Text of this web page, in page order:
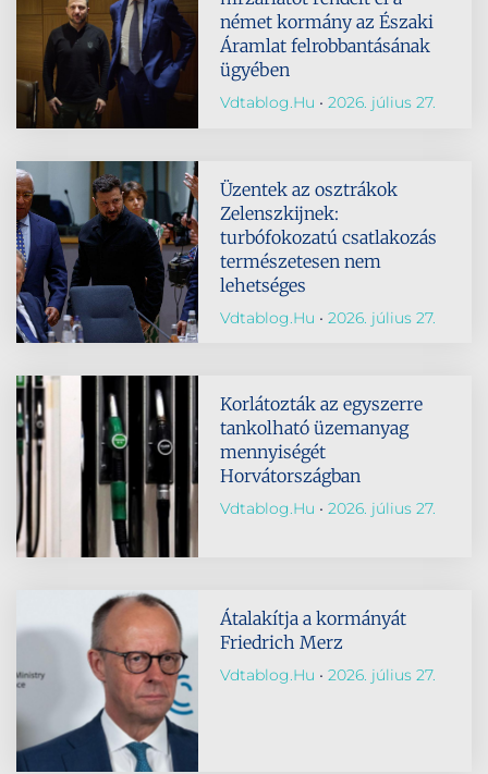
német kormány az Északi
Áramlat felrobbantásának
ügyében
Vdtablog.hu 2026. július 27.
Üzentek az osztrákok
Zelenszkijnek:
turbófokozatú csatlakozás
természetesen nem
lehetséges
Vdtablog.hu 2026. július 27.
Korlátozták az egyszerre
tankolható üzemanyag
mennyiségét
Horvátországban
Vdtablog.hu 2026. július 27.
Átalakítja a kormányát
Friedrich Merz
Vdtablog.hu 2026. július 27.